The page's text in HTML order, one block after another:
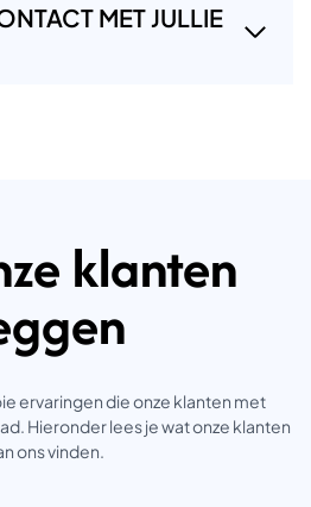
MET JULLIE
klanten
ervaringen die onze klanten met
Hieronder lees je wat onze klanten
ons vinden.